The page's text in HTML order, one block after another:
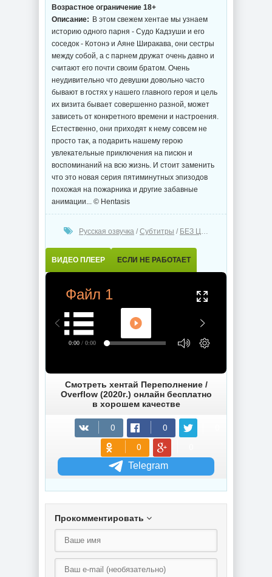
Возрастное ограничение 18+
Описание: В этом свежем хентае мы узнаем
историю одного парня - Судо Кадзуши и его
соседок - Котонэ и Аяне Ширакава, они сестры
между собой, а с парнем дружат очень давно и
считают его почти своим братом. Очень
неудивительно что девушки довольно часто
бывают в гостях у нашего главного героя и цель
их визита бывает совершенно разной, может
зависеть от конкретного времени и настроения.
Естественно, они приходят к нему совсем не
просто так, а подарить нашему герою
увлекательные приключения на писюн и
воспоминаний на всю жизнь. И стоит заменить
что это новая серия пятиминутных эпизодов
похожая на пожарника и другие забавные
анимации... © Hentasis
Русская озвучка / Субтитры / БЕЗ ЦЕНЗУРЫ
ВИДЕО ПЛЕЕР ЕСЛИ НЕ РАБОТАЕТ
Файл 1
0:00 / 0:00
Смотреть хентай Переполнение /
Overflow (2020г.) онлайн бесплатно
в хорошем качестве
Telegram
Прокомментировать